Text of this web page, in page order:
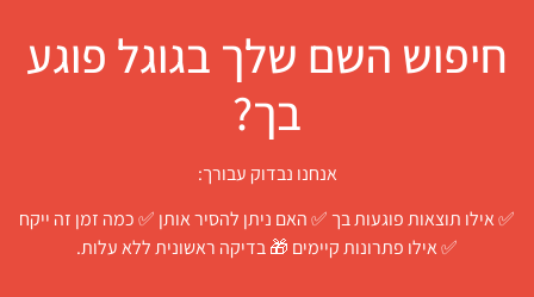
חיפוש השם שלך בגוגל פוגע
בך?
אנחנו נבדוק עבורך:
✅ אילו תוצאות פוגעות בך ✅ האם ניתן להסיר אותן ✅ כמה זמן זה ייקח
✅ אילו פתרונות קיימים 🎁 בדיקה ראשונית ללא עלות.